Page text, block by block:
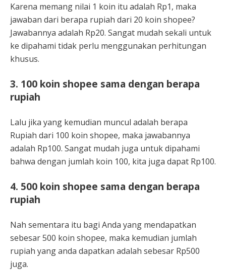
Karena memang nilai 1 koin itu adalah Rp1, maka
jawaban dari berapa rupiah dari 20 koin shopee?
Jawabannya adalah Rp20. Sangat mudah sekali untuk
ke dipahami tidak perlu menggunakan perhitungan
khusus.
3. 100 koin shopee sama dengan berapa
rupiah
Lalu jika yang kemudian muncul adalah berapa
Rupiah dari 100 koin shopee, maka jawabannya
adalah Rp100. Sangat mudah juga untuk dipahami
bahwa dengan jumlah koin 100, kita juga dapat Rp100.
4. 500 koin shopee sama dengan berapa
rupiah
Nah sementara itu bagi Anda yang mendapatkan
sebesar 500 koin shopee, maka kemudian jumlah
rupiah yang anda dapatkan adalah sebesar Rp500
juga.